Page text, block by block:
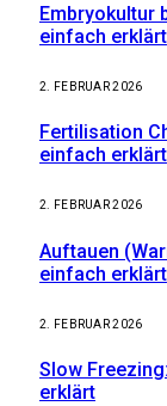
Embryokultur
einfach erklärt
2. FEBRUAR 2026
Fertilisation
einfach erklärt
2. FEBRUAR 2026
Auftauen
einfach erklärt
2. FEBRUAR 2026
Slow
erklärt